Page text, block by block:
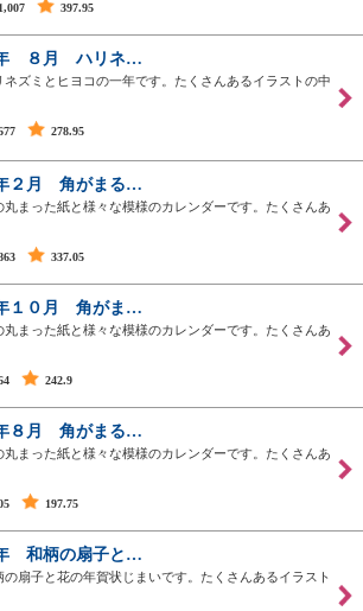
1,007 397.95
年 ８月 ハリネ…
ネズミとヒヨコの一年です。たくさんあるイラストの中
278.95
２月 角がまる…
丸まった紙と様々な模様のカレンダーです。たくさんあ
337.05
１０月 角がま…
丸まった紙と様々な模様のカレンダーです。たくさんあ
242.9
８月 角がまる…
丸まった紙と様々な模様のカレンダーです。たくさんあ
197.75
和柄の扇子と…
の扇子と花の年賀状じまいです。たくさんあるイラスト